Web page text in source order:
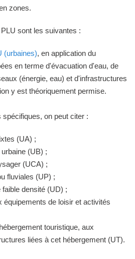
zones.
sont les suivantes :
(urbaines), en application du
en terme d'évacuation d'eau, de
(énergie, eau) et d'infrastructures
y est théoriquement permise.
on peut citer :
(UA) ;
(UB) ;
(UCA) ;
fluviales (UP) ;
densité (UD) ;
équipements de loisir et activités
touristique, aux
liées à cet hébergement (UT).